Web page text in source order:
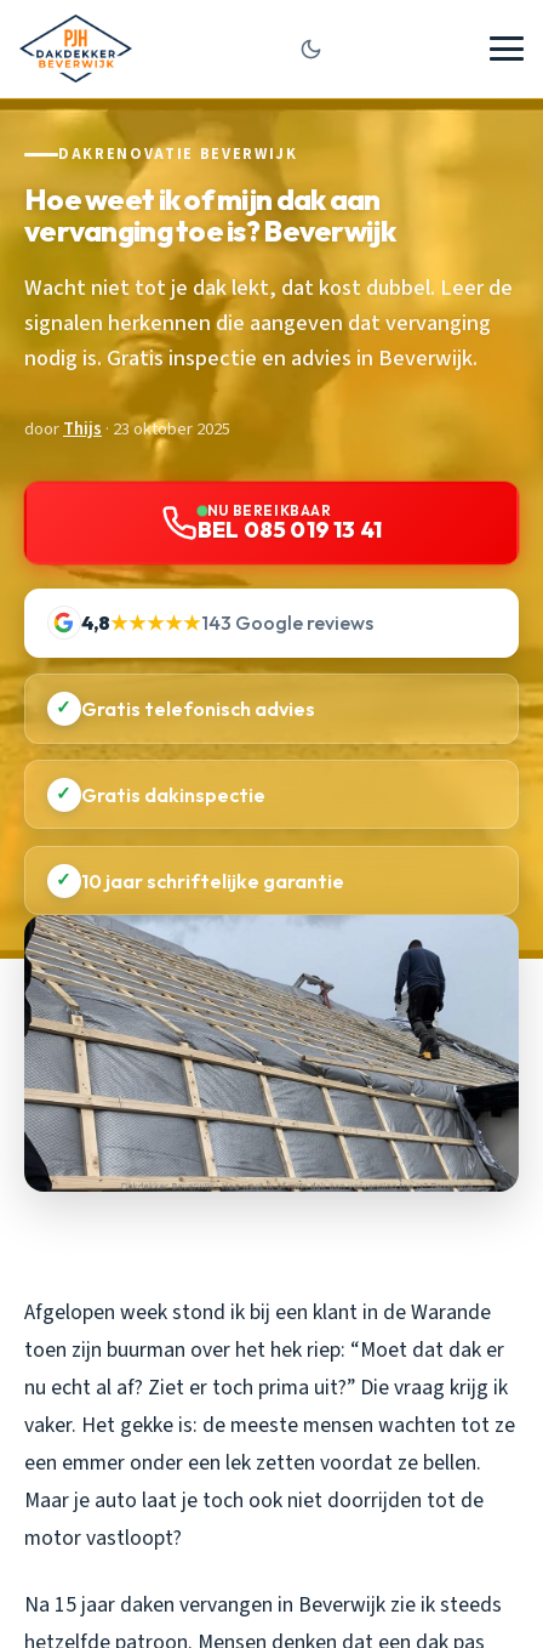
DAKRENOVATIE BEVERWIJK
Hoe weet ik of mijn dak aan
vervanging toe is? Beverwijk
Wacht niet tot je dak lekt, dat kost dubbel. Leer de
signalen herkennen die aangeven dat vervanging
nodig is. Gratis inspectie en advies in Beverwijk.
doorThijs · 23 oktober 2025
NU BEREIKBAAR
BEL 085 019 13 41
4,8★★★★★143 Google reviews
✓ Gratis telefonisch advies
✓ Gratis dakinspectie
✓ 10 jaar schriftelijke garantie
Afgelopen week stond ik bij een klant in de Warande
toen zijn buurman over het hek riep: “Moet dat dak er
nu echt al af? Ziet er toch prima uit?” Die vraag krijg ik
vaker. Het gekke is: de meeste mensen wachten tot ze
een emmer onder een lek zetten voordat ze bellen.
Maar je auto laat je toch ook niet doorrijden tot de
motor vastloopt?
Na 15 jaar daken vervangen in Beverwijk zie ik steeds